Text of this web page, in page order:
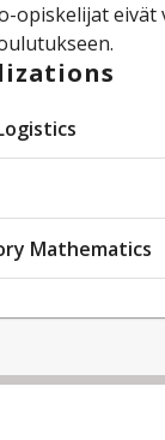
opiskelijat eivät
Mathematics